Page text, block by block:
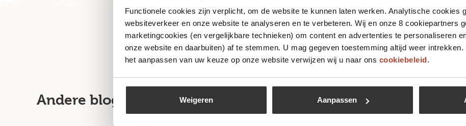
Functionele cookies zijn verplicht, om de website te kunnen laten werken. Analytische cookies
websiteverkeer en onze website te analyseren en te verbeteren. Wij en onze 8 cookiepartners
marketingcookies (en vergelijkbare technieken) om content en advertenties te personaliseren
onze website en daarbuiten) af te stemmen. U mag gegeven toestemming altijd weer
het aanpassen van uw keuze op onze website verwijzen wij u naar ons cookiebeleid.
Weigeren Aanpassen
Andere blogartikelen